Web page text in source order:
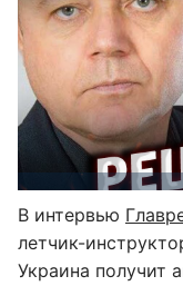
В интервью
летчик-
Украина получит